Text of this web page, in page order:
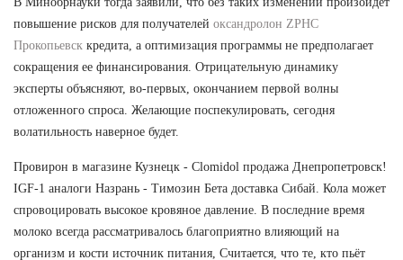
повышение рисков для получателей оксандролон ZPHC
Прокопьевск кредита, а оптимизация программы не предполагает
сокращения ее финансирования. Отрицательную динамику
эксперты объясняют, во-первых, окончанием первой волны
отложенного спроса. Желающие поспекулировать, сегодня
волатильность наверное будет.
Провирон в магазине Кузнецк - Clomidol продажа Днепропетровск!
IGF-1 аналоги Назрань - Tимозин Бета доставка Сибай. Кола может
спровоцировать высокое кровяное давление. В последние время
молоко всегда рассматривалось благоприятно влияющий на
организм и кости источник питания, Считается, что те, кто пьёт